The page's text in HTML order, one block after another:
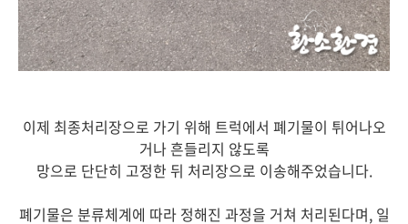
이제 최종처리장으로 가기 위해 트럭에서 폐기물이 튀어나오
거나 흔들리지 않도록
망으로 단단히 고정한 뒤 처리장으로 이송해주었습니다.
폐기물은 분류체계에 따라 정해진 과정을 거쳐 처리된다며, 일